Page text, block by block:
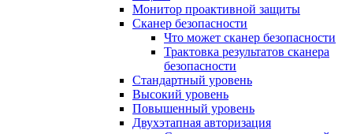
Монитор проактивной защиты
Сканер безопасности
Что может сканер безопасности
Трактовка результатов сканера
безопасности
Стандартный уровень
Высокий уровень
Повышенный уровень
Двухэтапная авторизация